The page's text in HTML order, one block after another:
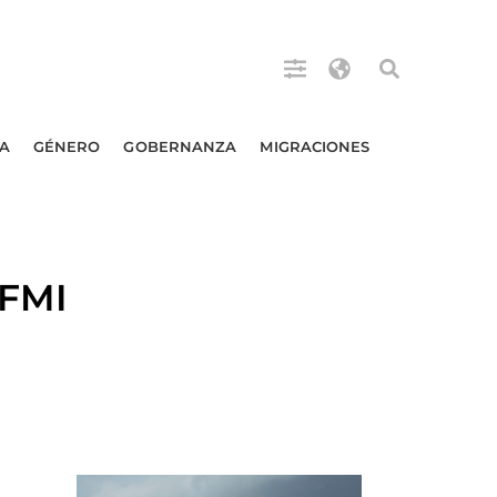
GÉNERO GOBERNANZA MIGRACIONES